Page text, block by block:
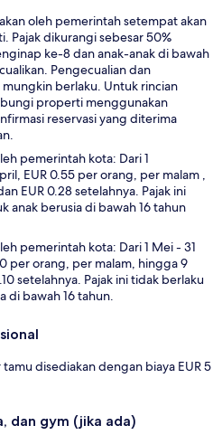
oleh pemerintah setempat akan
Pajak dikurangi sebesar 50%
ke-8 dan anak-anak di bawah
Pengecualian dan
berlaku. Untuk rincian
properti menggunakan
reservasi yang diterima
pemerintah kota: Dari 1
EUR 0.55 per orang, per malam ,
EUR 0.28 setelahnya. Pajak ini
anak berusia di bawah 16 tahun
pemerintah kota: Dari 1 Mei - 31
per orang, per malam, hingga 9
setelahnya. Pajak ini tidak berlaku
di bawah 16 tahun.
tamu disediakan dengan biaya EUR 5
dan gym (jika ada)